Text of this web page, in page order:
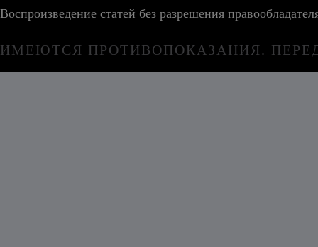
Воспроизведение статей без разрешения
ИМЕЮТСЯ ПРОТИВОПОКАЗАНИЯ.